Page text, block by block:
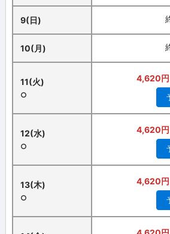
9(日)
10(月)
11(火)
○
4,620
12(水)
○
4,620
13(木)
○
4,620